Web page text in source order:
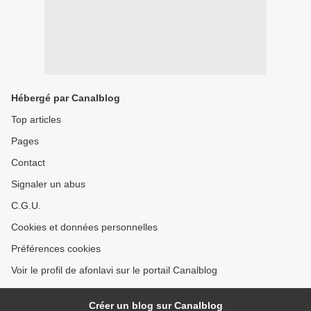
Hébergé par Canalblog
Top articles
Pages
Contact
Signaler un abus
C.G.U.
Cookies et données personnelles
Préférences cookies
Voir le profil de afonlavi sur le portail Canalblog
Créer un blog sur Canalblog